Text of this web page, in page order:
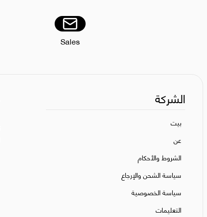
Sales
الشركة
بيت
عن
الشروط والأحكام
سياسة الشحن والإرجاع
سياسة الخصوصية
التعليمات